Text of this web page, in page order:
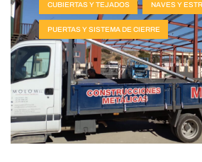
CUBIERTAS Y TEJADOS NAVES Y
PUERTAS Y SISTEMA DE CIERRE